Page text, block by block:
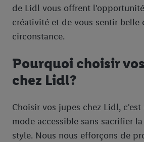
de Lidl vous offrent
créativité et de vous sentir belle
circonstance.
Pourquoi choisir
chez Lidl?
Choisir vos jupes chez Lidl,
mode accessible sans sacrifier
style. Nous nous efforçons de